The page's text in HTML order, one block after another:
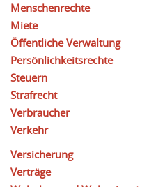
Menschenrechte
Miete
Öffentliche Verwaltung
Persönlichkeitsrechte
Steuern
Strafrecht
Verbraucher
Verkehr
Versicherung
Verträge